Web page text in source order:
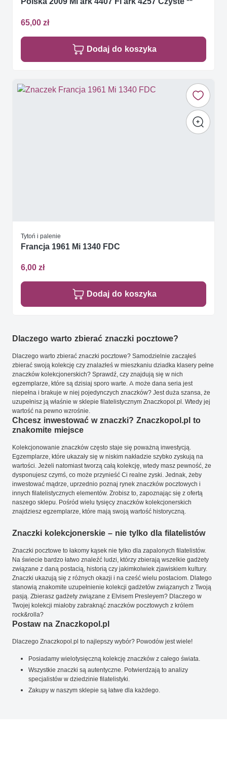
65,00 zł
Dodaj do koszyka
Tytoń i palenie
Francja 1961 Mi 1340 FDC
6,00 zł
Dodaj do koszyka
Dlaczego warto zbierać znaczki pocztowe?
Dlaczego warto zbierać znaczki pocztowe? Samodzielnie zacząłeś
zbierać swoją kolekcję czy znalazłeś w mieszkaniu dziadka klasery pełne
znaczków kolekcjonerskich? Sprawdź, czy znajdują się w nich
egzemplarze, które są dzisiaj sporo warte. A może dana seria jest
niepełna i brakuje w niej pojedynczych znaczków? Jest duża szansa, że
uzupełnisz ją właśnie w sklepie filatelistycznym Znaczkopol.pl. Wtedy jej
wartość na pewno wzrośnie.
Chcesz inwestować w znaczki? Znaczkopol.pl to
znakomite miejsce
Kolekcjonowanie znaczków często staje się poważną inwestycją.
Egzemplarze, które ukazały się w niskim nakładzie szybko zyskują na
wartości. Jeżeli natomiast tworzą całą kolekcję, wtedy masz pewność, że
dysponujesz czymś, co może przynieść Ci realne zyski. Jednak, żeby
inwestować mądrze, uprzednio poznaj rynek znaczków pocztowych i
innych filatelistycznych elementów. Zrobisz to, zapoznając się z ofertą
naszego sklepu. Pośród wielu tysięcy znaczków kolekcjonerskich
znajdziesz egzemplarze, które mają swoją wartość historyczną.
Znaczki kolekcjonerskie – nie tylko dla filatelistów
Znaczki pocztowe to łakomy kąsek nie tylko dla zapalonych filatelistów.
Na świecie bardzo łatwo znaleźć ludzi, którzy zbierają wszelkie gadżety
związane z daną postacią, historią czy jakimkolwiek zjawiskiem kultury.
Znaczki ukazują się z różnych okazji i na cześć wielu postaciom. Dlatego
stanowią znakomite uzupełnienie kolekcji gadżetów związanych z Twoją
pasją. Zbierasz gadżety związane z Elvisem Presleyem? Dlaczego w
Twojej kolekcji miałoby zabraknąć znaczków pocztowych z królem
rock&rolla?
Postaw na Znaczkopol.pl
Dlaczego Znaczkopol.pl to najlepszy wybór? Powodów jest wiele!
Posiadamy wielotysięczną kolekcję znaczków z całego świata.
Wszystkie znaczki są autentyczne. Potwierdzają to analizy
specjalistów w dziedzinie filatelistyki.
Zakupy w naszym sklepie są łatwe dla każdego.